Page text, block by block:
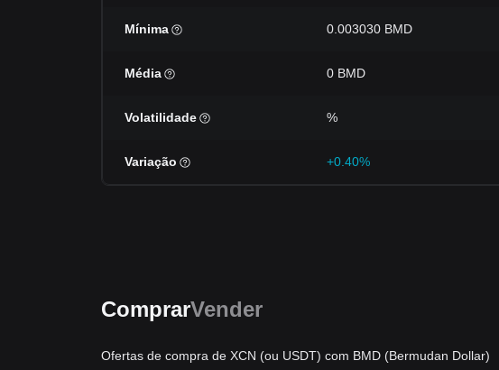
Mínima 0.003030 BMD
Média 0 BMD
Volatilidade %
Variação +0.40%
ComprarVender
Ofertas de compra de XCN (ou USDT) com BMD (Bermudan Dollar)